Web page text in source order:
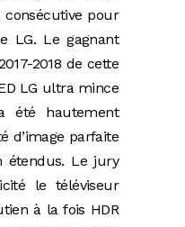
consécutive pour
LG. Le gagnant
2018 de cette
LG ultra mince
été hautement
d’image parfaite
étendus. Le jury
le téléviseur
à la fois HDR